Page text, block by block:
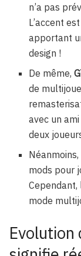
n’a pas
L’accent
apportant
design !
De même,
de
avec un
deux
mods pour
mode
Evolution